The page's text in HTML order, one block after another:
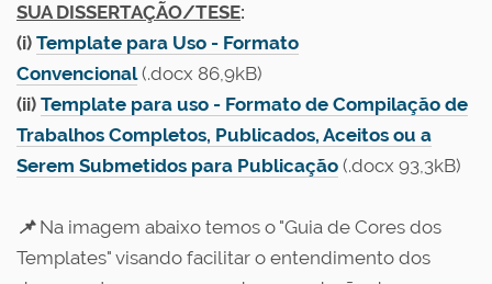
SUA DISSERTAÇÃO/TESE:
(i) Template para Uso - Formato
Convencional(.docx 86,9kB)
(ii) Template para uso - Formato de Compilação de
Trabalhos Completos, Publicados, Aceitos ou a
Serem Submetidos para Publicação (.docx 93,3kB)
📌 Na imagem abaixo temos o "Guia de Cores dos
Templates" visando facilitar o entendimento dos